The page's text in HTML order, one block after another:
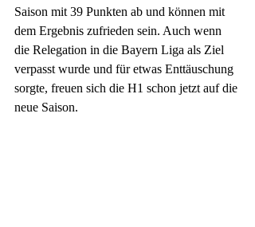
Saison mit 39 Punkten ab und können mit
dem Ergebnis zufrieden sein. Auch wenn
die Relegation in die Bayern Liga als Ziel
verpasst wurde und für etwas Enttäuschung
sorgte, freuen sich die H1 schon jetzt auf die
neue Saison.